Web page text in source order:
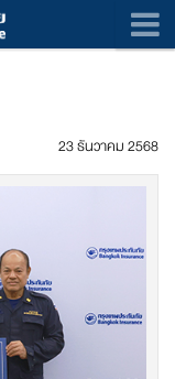
23 ธันวาคม 2568